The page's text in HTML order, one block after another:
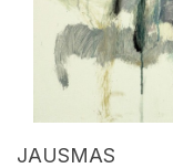
JAUSMAS